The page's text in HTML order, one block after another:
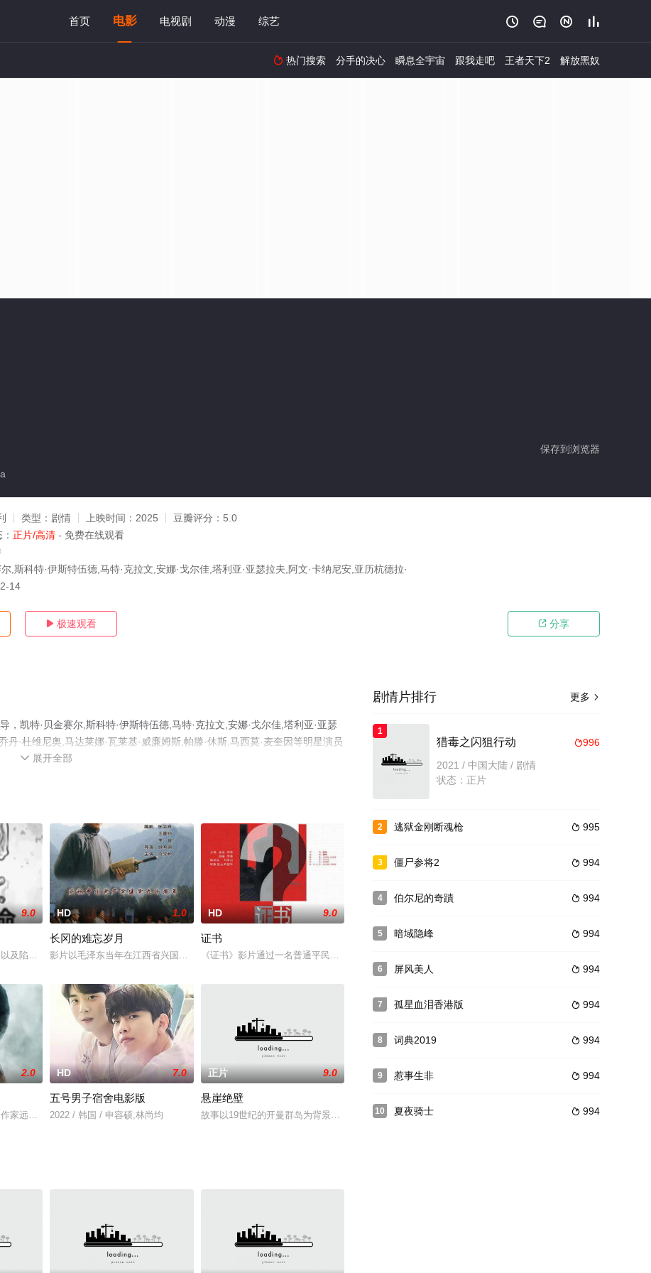
首页 电影 电视剧 动漫 综艺    
 热门搜索 分手的决心 瞬息全宇宙 跟我走吧 王者天下2 解放黑奴
保存到浏览器
类型： 剧情 上映时间： 2025 豆瓣评分： 5.0
正片/高清 - 免费在线观看
,斯科特·伊斯特伍德,马特·克拉文,安娜·戈尔佳,塔利亚·亚瑟拉夫,阿文·卡纳尼安,亚历杭德拉·
14
 极速观看  分享
凯特·贝金赛尔,斯科特·伊斯特伍德,马特·克拉文,安娜·戈尔佳,塔利亚·亚瑟
·杜维尼奥,马达莱娜·瓦莱基·威廉姆斯,帕滕·休斯,马西莫·麦奎因等明星演员
版电影大全就上天堂电影网，更多相关信息可移步至豆瓣电影、电视猫或剧
 展开全部
设并在水库工地上举行婚礼的故事。
9.0
及陷入其中的人们的自省过程，告诫大家应该远离毒品，珍爱生命。
HD 1.0
长冈的难忘岁月
影片以毛泽东当年在江西省兴国县长冈乡进行农村调查的生活经历为背景，反映毛泽东同志在担任中华苏维埃主席期间
HD 9.0
证书
《证书》影片通过一名普通平民寻找自己尊严的过程，善意地讽刺了人性的弱点，彰显了小人物身上不甚引人
受伤，在那之后每晚做梦都梦见同一个情景，深夜，
2.0
作家远藤周作的同名小说。故事发生在德川幕府时代禁教令下长崎附近的小村子，一个葡萄牙
HD 7.0
五号男子宿舍电影版
2022 / 韩国 / 申容硕,林尚均
正片 9.0
悬崖绝壁
故事以19世纪的开曼群岛为背景，索尔达娜饰演居住在加勒比海地区的埃克塞尔，这是一个非常强势的女性角
更多 
剧情片排行
1
996
猎毒之闪狙行动
2021 / 中国大陆 / 剧情
状态：正片
2  995
逃狱金刚断魂枪
3  994
僵尸参将2
4  994
伯尔尼的奇蹟
5  994
暗域隐峰
6  994
屏风美人
7  994
孤星血泪香港版
8  994
词典2019
9  994
惹事生非
10  994
夏夜骑士